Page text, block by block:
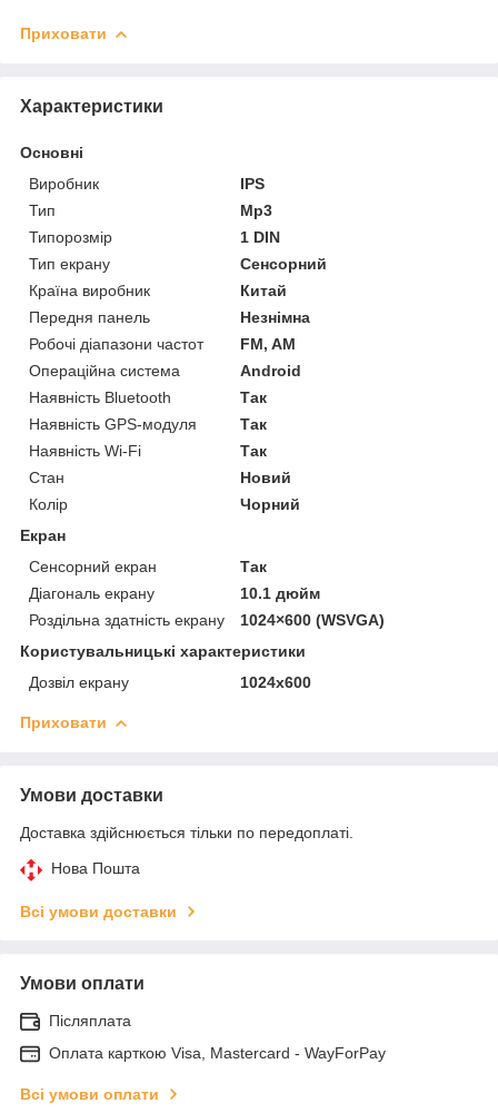
Приховати
Характеристики
Основні
Виробник
IPS
Тип
Mp3
Типорозмір
1 DIN
Тип екрану
Сенсорний
Країна виробник
Китай
Передня панель
Незнімна
Робочі діапазони частот
FM, AM
Операційна система
Android
Наявність Bluetooth
Так
Наявність GPS-модуля
Так
Наявність Wi-Fi
Так
Стан
Новий
Колір
Чорний
Екран
Сенсорний екран
Так
Діагональ екрану
10.1 дюйм
Роздільна здатність екрану
1024×600 (WSVGA)
Користувальницькі характеристики
Дозвіл екрану
1024х600
Приховати
Умови доставки
Доставка здійснюється тільки по передоплаті.
Нова Пошта
Всі умови доставки
Умови оплати
Післяплата
Оплата карткою Visa, Mastercard - WayForPay
Всі умови оплати